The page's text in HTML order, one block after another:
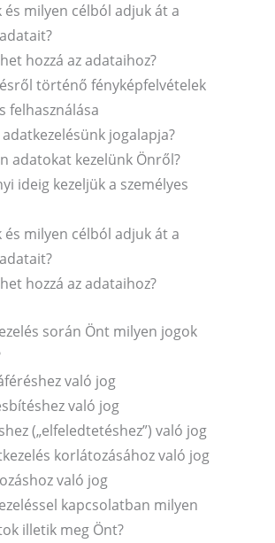
és milyen célból adjuk át a
hozzá az adataihoz?
történő fényképfelvételek
felhasználása
adatkezelésünk jogalapja?
adatokat kezelünk Önről?
ideig kezeljük a személyes
és milyen célból adjuk át a
hozzá az adataihoz?
során Önt milyen jogok
való jog
való jog
(„elfeledtetéshez”) való jog
korlátozásához való jog
való jog
kapcsolatban milyen
illetik meg Önt?